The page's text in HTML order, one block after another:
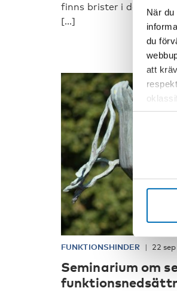
När
du
att
vi
finns brister i de
[...]
FUNKTIONSHINDER 22
Seminarium om